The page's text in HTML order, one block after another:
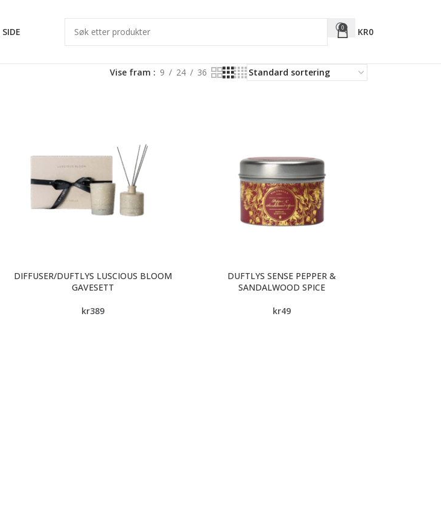
0 KR0
Vise fram 9 24 36
DIFFUSER/DUFTLYS LUSCIOUS BLOOM
GAVESETT
kr389
DUFTLYS SENSE PEPPER &
SANDALWOOD SPICE
kr49